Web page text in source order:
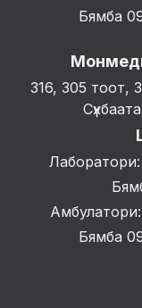
Бямба
316, 305 тоот,
Бямба